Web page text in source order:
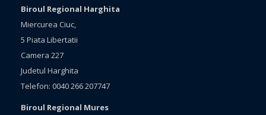
Biroul Regional Harghita
Miercurea Ciuc,
5 Piata Libertatii
Camera 227
Judetul Harghita
Telefon: 0040 266 207747
Biroul Regional Mures